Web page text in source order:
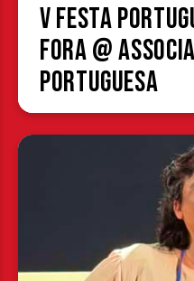
V Festa
Fora @
Portuguesa